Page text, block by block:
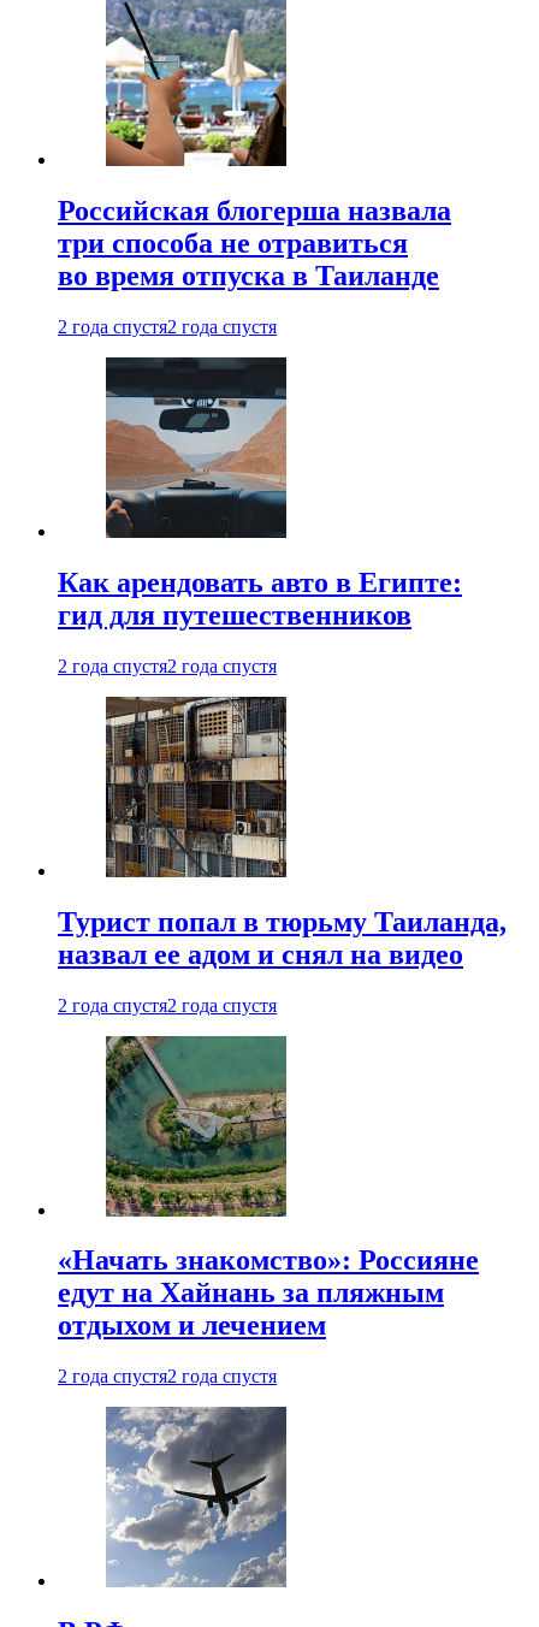
Российская блогерша назвала
три способа не отравиться
во время отпуска в Таиланде
2 года спустя2 года спустя
Как арендовать авто в Египте:
гид для путешественников
2 года спустя2 года спустя
Турист попал в тюрьму Таиланда,
назвал ее адом и снял на видео
2 года спустя2 года спустя
«Начать знакомство»: Россияне
едут на Хайнань за пляжным
отдыхом и лечением
2 года спустя2 года спустя